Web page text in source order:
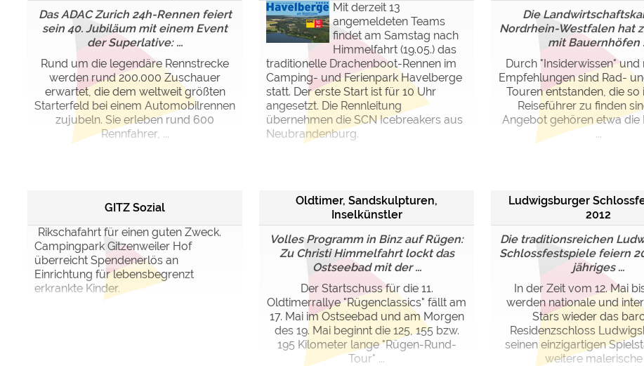
Das ADAC Zurich 24h-Rennen feiert
sein 40. Jubiläum mit einem Event
der Superlative: ...
Rund um die legendäre Rennstrecke
werden rund 200.000 Zuschauer
erwartet, die dem weltweit größten
Starterfeld bei einem Automobilrennen
zujubeln. Sie erleben rund 600
Rennfahrer, ...
Mit derzeit 13
angemeldeten Teams
findet am Samstag nach
Himmelfahrt (19.05.) das
traditionelle Drachenboot-Rennen im
Camping- und Ferienpark Havelberge
statt. Der erste Start ist für 10 Uhr
angesetzt. Die Rennleitung
übernehmen die SCN Icebreakers aus
Neubrandenburg.
Die
Nordrhein-Westfalen hat
mit Bauernhöfen
Durch "Insiderwissen" und
Empfehlungen sind Rad-
Touren entstanden, die so
Reiseführer zu finden
Angebot gehören etwa die
...
GITZ Sozial
Rikschafahrt für einen guten Zweck.
Campingpark Gitzenweiler Hof
überreicht Spendenerlös an
Einrichtung für lebensbegrenzt
erkrankte Kinder.
Oldtimer, Sandskulpturen,
Inselkünstler
Volles Programm in Binz auf Rügen:
Zu Christi Himmelfahrt lockt das
Ostseebad mit der ...
Der Startschuss für die 11.
Oldtimerrallye "Rügenclassics" fällt am
17. Mai im Ostseebad und am Morgen
des 19. Mai beginnt die 125, 155 bzw.
195 Kilometer lange "Rügen-Rund-
Tour" ...
Ludwigsburger
2012
Die traditionsreichen
Schlossfestspiele feiern
jähriges ...
In der Zeit vom 12. Mai
werden nationale und
Stars wieder das
Residenzschloss
seinen einzigartigen
weitere malerische